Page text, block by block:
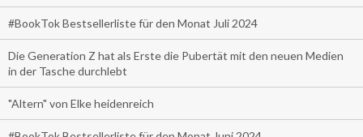
#BookTok Bestsellerliste für den Monat Juli 2024
Die Generation Z hat als Erste die Pubertät mit den neuen Medien
in der Tasche durchlebt
"Altern" von Elke heidenreich